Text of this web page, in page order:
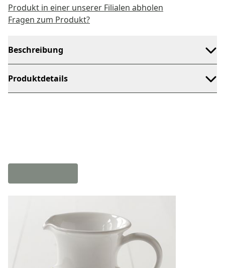
Produkt in einer unserer Filialen abholen
Fragen zum Produkt?
Beschreibung
Produktdetails